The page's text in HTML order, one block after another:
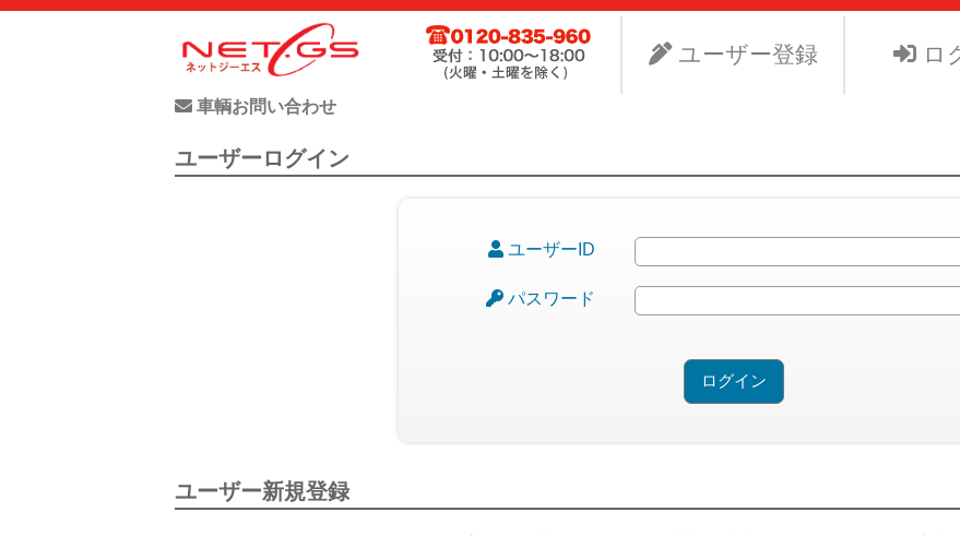
ネット・ジーエス株式会社が運営する中古車個人売買支援サービスNet-GSのサイト。より安く中古車を手に入れたい、
お客様が驚きの価格で中古車個人売買が出来る支援に全力で取り組みます。
ユーザー登録 ロ
車輌お問い合わせ
ユーザーログイン
ユーザーID
パスワード
ユーザー新規登録